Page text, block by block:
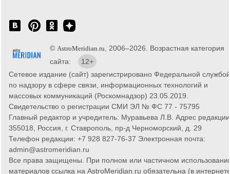
© AstroMeridian.ru , 2006–2026. Возрастная категория
сайта:
12+
Сетевое издание (сайт) зарегистрировано Федеральной службой
по надзору в сфере связи, информационных технологий и
массовых коммуникаций (Роскомнадзор) 23.05.2019.
Свидетельство о регистрации СМИ ЭЛ № ФС 77 - 75795
Главный редактор и учредитель: Муравьева Л.В. Адрес
355018, Россия, г. Ставрополь, пр-д Черноморский, д. 29
Телефон редакции: +7 928 827-76-37 Электронная почта:
admin@astromeridian.ru
Все права защищены. При полном или частичном
материалов ссылка на AstroMeridian.ru обязательна (в